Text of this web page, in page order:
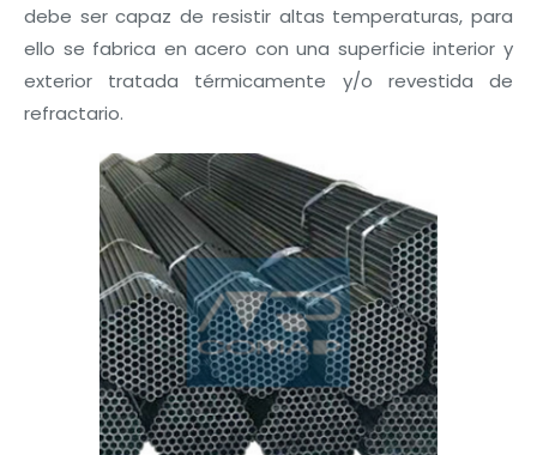
debe ser capaz de resistir altas temperaturas, para
ello se fabrica en acero con una superficie interior y
exterior tratada térmicamente y/o revestida de
refractario.